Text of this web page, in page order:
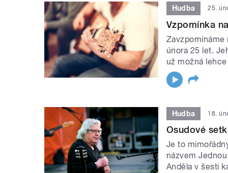
Hudba 25.
Vzpomínka
Zavzpomínáme
února 25 let.
už možná
Hudba 18.
Osudové
Je to
názvem
Anděla v šesti